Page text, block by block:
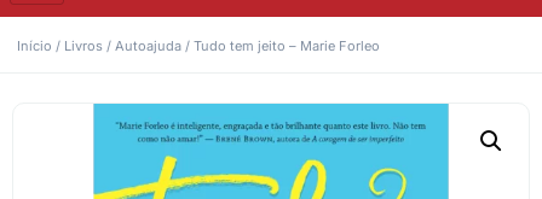
Início / Livros / Autoajuda / Tudo tem jeito – Marie Forleo